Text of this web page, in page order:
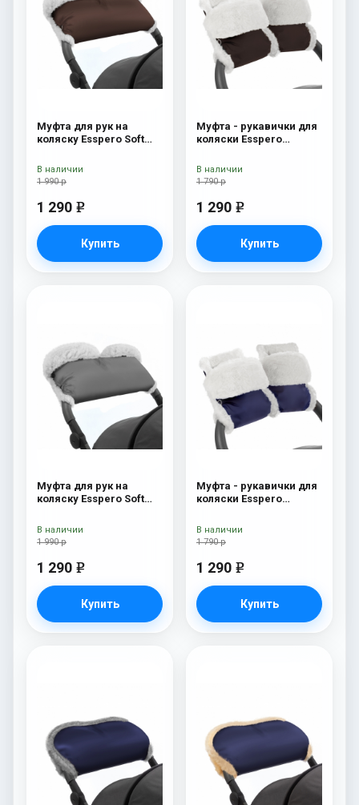
Муфта для рук на
коляску Esspero Soft
шерсть) Chocolat
1 990 р
1 290 e
Купить
В наличии
Муфта - рукавички для
коляски Esspero
1 790 р
1 290 e
Купить
В наличии
Муфта для рук на
коляску Esspero Soft
шерсть) Grey
1 990 р
1 290 e
Купить
В наличии
Муфта - рукавички для
коляски Esspero
1 790 р
1 290 e
Купить
В наличии